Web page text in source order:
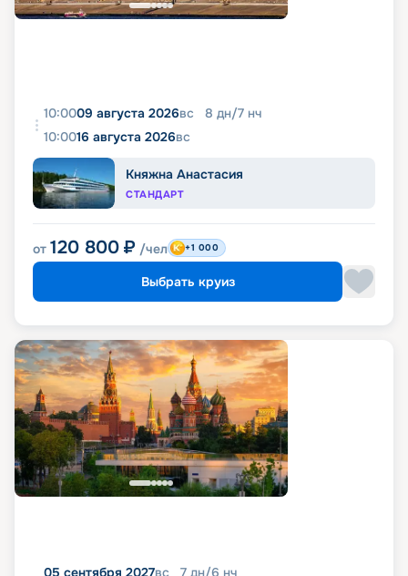
10:0009 августа 2026вс 8 дн/7 нч
10:0016 августа 2026вс
Княжна Анастасия
СТАНДАРТ
от 120 800 ₽ /чел +1 000
Выбрать круиз
05 сентября 2027вс 7 дн/6 нч